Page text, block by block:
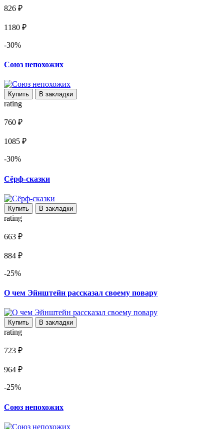
826 ₽
1180 ₽
-30%
Союз непохожих
Купить В закладки
rating
760 ₽
1085 ₽
-30%
Сёрф-сказки
Купить В закладки
rating
663 ₽
884 ₽
-25%
О чем Эйнштейн рассказал своему повару
Купить В закладки
rating
723 ₽
964 ₽
-25%
Союз непохожих